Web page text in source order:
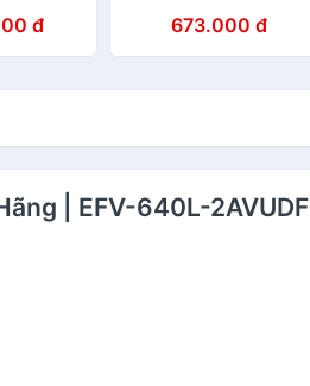
đ 673.000 đ
| EFV-640L-2AVUDF